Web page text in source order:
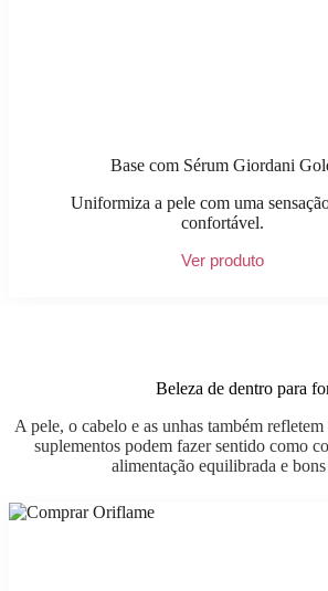
Base com Sérum Giordani
Uniformiza a pele com uma
confortável.
Ver produto
Beleza de dentro para
A pele, o cabelo e as unhas também
suplementos podem fazer sentido como
alimentação equilibrada e